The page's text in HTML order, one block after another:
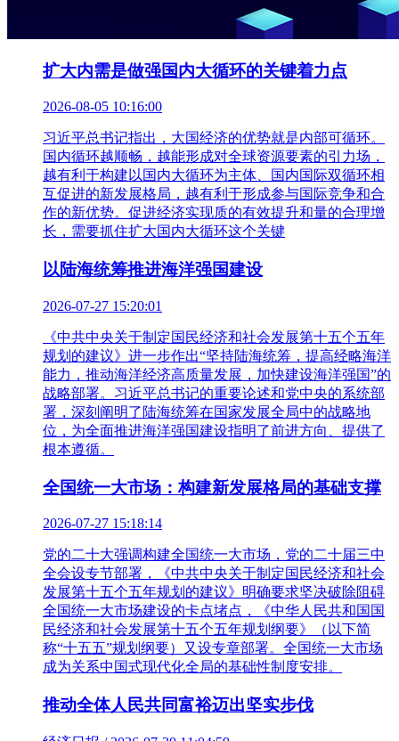
扩大内需是做强国内大循环的关键着力点
2026-08-05 10:16:00
习近平总书记指出，大国经济的优势就是内部可循环。
国内循环越顺畅，越能形成对全球资源要素的引力场，
越有利于构建以国内大循环为主体、国内国际双循环相
互促进的新发展格局，越有利于形成参与国际竞争和合
作的新优势。促进经济实现质的有效提升和量的合理增
长，需要抓住扩大国内大循环这个关键
以陆海统筹推进海洋强国建设
2026-07-27 15:20:01
《中共中央关于制定国民经济和社会发展第十五个五年
规划的建议》进一步作出“坚持陆海统筹，提高经略海洋
能力，推动海洋经济高质量发展，加快建设海洋强国”的
战略部署。习近平总书记的重要论述和党中央的系统部
署，深刻阐明了陆海统筹在国家发展全局中的战略地
位，为全面推进海洋强国建设指明了前进方向、提供了
根本遵循。
全国统一大市场：构建新发展格局的基础支撑
2026-07-27 15:18:14
党的二十大强调构建全国统一大市场，党的二十届三中
全会设专节部署，《中共中央关于制定国民经济和社会
发展第十五个五年规划的建议》明确要求坚决破除阻碍
全国统一大市场建设的卡点堵点，《中华人民共和国国
民经济和社会发展第十五个五年规划纲要》（以下简
称“十五五”规划纲要）又设专章部署。全国统一大市场
成为关系中国式现代化全局的基础性制度安排。
推动全体人民共同富裕迈出坚实步伐